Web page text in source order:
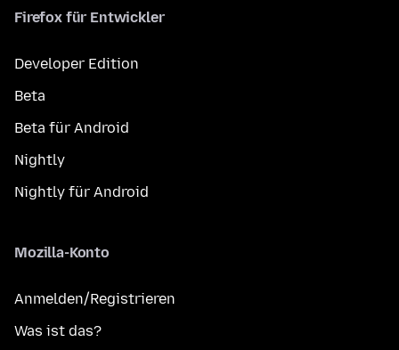
Firefox für Entwickler
Developer Edition
Beta
Beta für Android
Nightly
Nightly für Android
Mozilla-Konto
Anmelden/Registrieren
Was ist das?